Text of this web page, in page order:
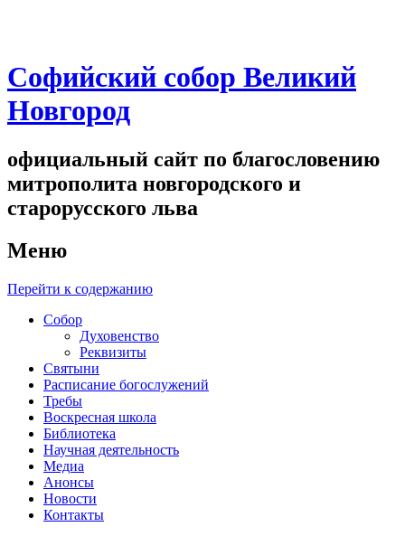
Софийский собор Великий
Новгород
официальный сайт по благословению
митрополита новгородского и
старорусского льва
Меню
Перейти к содержанию
Собор
Духовенство
Реквизиты
Святыни
Расписание богослужений
Требы
Воскресная школа
Библиотека
Научная деятельность
Медиа
Анонсы
Новости
Контакты